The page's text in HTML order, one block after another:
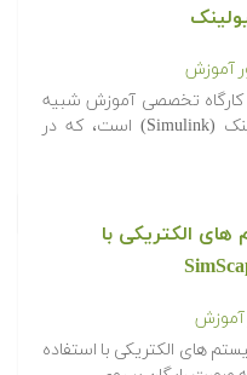
آموزش
تخصصی آموزش شبیه
سازی و مدل سازی با سیمیولینک (Simulink) است، که در
الکتریکی با
آموزش
های الکتریکی با استفاده